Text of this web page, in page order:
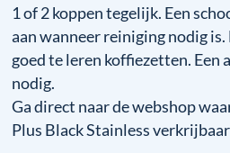
1 of 2 koppen tegelijk. Een
aan wanneer reiniging nodig
goed te leren koffiezetten. Een
nodig.
Ga direct naar de webshop
Plus Black Stainless